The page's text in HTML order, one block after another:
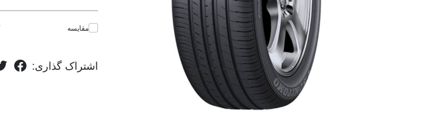
مقایسه
اشتراک گذاری: